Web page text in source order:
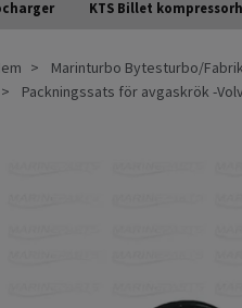
KTS Billet
Marinturbo Bytesturbo/
Packningssats för avgaskrök -